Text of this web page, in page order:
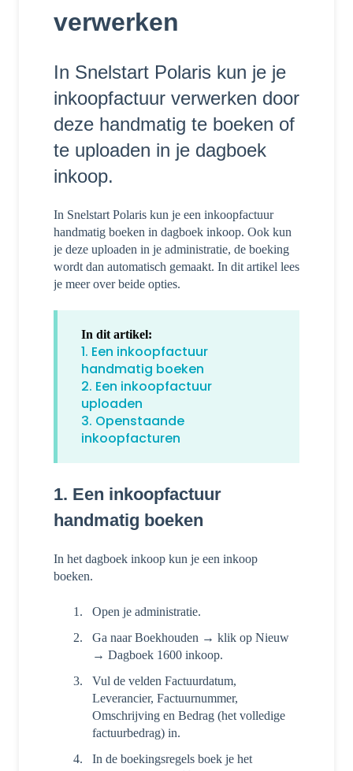
verwerken
In Snelstart Polaris kun je je
inkoopfactuur verwerken door
deze handmatig te boeken of
te uploaden in je dagboek
inkoop.
In Snelstart Polaris kun je een inkoopfactuur
handmatig boeken in dagboek inkoop. Ook kun
je deze uploaden in je administratie, de boeking
wordt dan automatisch gemaakt. In dit artikel lees
je meer over beide opties.
In dit artikel:
1. Een inkoopfactuur
handmatig boeken
2. Een inkoopfactuur
uploaden
3. Openstaande
inkoopfacturen
1. Een inkoopfactuur
handmatig boeken
In het dagboek inkoop kun je een inkoop
boeken.
Open je administratie.
Ga naar Boekhouden → klik op Nieuw
→ Dagboek 1600 inkoop.
Vul de velden Factuurdatum,
Leverancier, Factuurnummer,
Omschrijving en Bedrag (het volledige
factuurbedrag) in.
In de boekingsregels boek je het